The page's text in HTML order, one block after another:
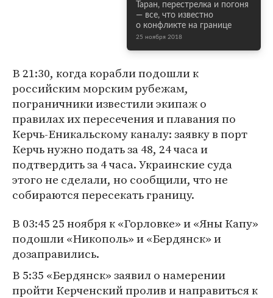
Таран, перестрелка и погоня
— все, что известно
о конфликте на границе
25 ноября 2018
В 21:30, когда корабли подошли к
российским морским рубежам,
пограничники известили экипаж о
правилах их пересечения и плавания по
Керчь-Еникальскому каналу: заявку в порт
Керчь нужно подать за 48, 24 часа и
подтвердить за 4 часа. Украинские суда
этого не сделали, но сообщили, что не
собираются пересекать границу.
В 03:45 25 ноября к «Горловке» и «Яны Капу»
подошли «Никополь» и «Бердянск» и
дозаправились.
В 5:35 «Бердянск» заявил о намерении
пройти Керченский пролив и направиться к